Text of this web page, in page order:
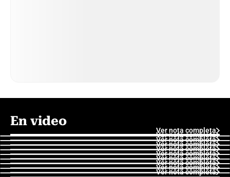
En video
Ver nota completa
Ver nota completa
Ver nota completa
Ver nota completa
Ver nota completa
Ver nota completa
Ver nota completa
Ver nota completa
Ver nota completa
Ver nota completa